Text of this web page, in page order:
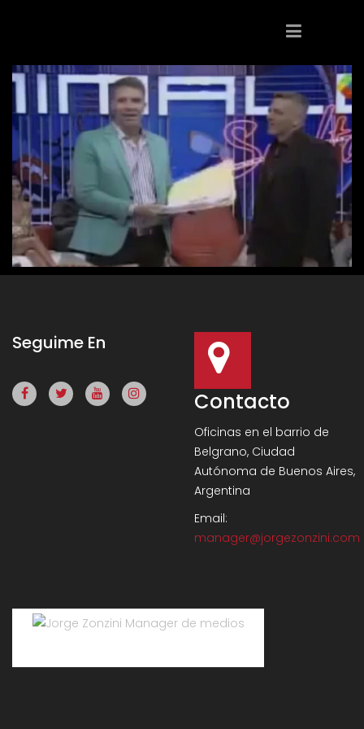
Seguime En
Contacto
Oficinas en el barrio de
Belgrano, Ciudad
Autónoma de Buenos Aires,
Argentina
Email:
manager@jorgezonzini.com